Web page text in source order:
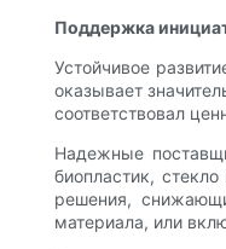
Поддержка
Устойчивое
оказывает
соответствовал
Надежные
биопластик,
решения,
материала, или